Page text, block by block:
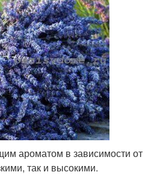
ароматом в зависимости от
так и высокими.